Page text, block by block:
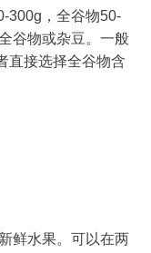
300g，全谷物50-
谷物或杂豆。一般
直接选择全谷物含
鲜水果。可以在两